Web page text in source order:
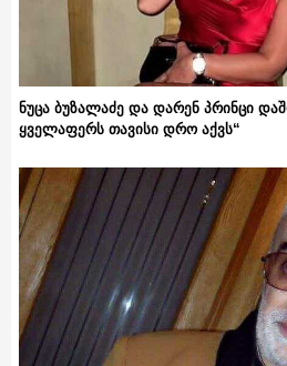
ნუცა ბუზალაძე და დარენ პრინცი
ყველაფერს თავისი დრო აქვს“